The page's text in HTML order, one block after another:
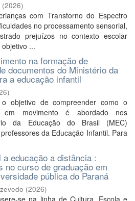
(2026)
com Transtorno do Espectro
no processamento sensorial,
prejuízos no contexto escolar
...
na formação de
documentos do Ministério da
a educação infantil
)
objetivo de compreender como o
em movimento é abordado nos
da Educação do Brasil (MEC)
da Educação Infantil. Para
educação a distância :
no curso de graduação em
pública do Paraná
(2026)
se na linha de Cultura, Escola e